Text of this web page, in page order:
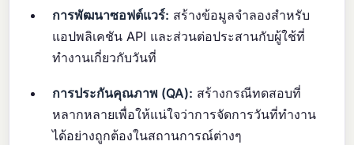
การพัฒนาซอฟต์แวร์: สร้างข้อมูลจำลองสำหรับ
แอปพลิเคชัน API และส่วนต่อประสานกับผู้ใช้ที่
ทำงานเกี่ยวกับวันที่
การประกันคุณภาพ (QA): สร้างกรณีทดสอบที่
หลากหลายเพื่อให้แน่ใจว่าการจัดการวันที่ทำงาน
ได้อย่างถูกต้องในสถานการณ์ต่างๆ